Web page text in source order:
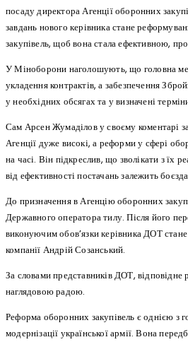
посаду директора Агенції оборонних
завдань нового керівника стане
закупівель, щоб вона стала ефективною,
У Міноборони наголошують, що головна
укладення контрактів, а забезпечення
у необхідних обсягах та у визначені
Сам Арсен Жумаділов у своєму коментарі
Агенції дуже високі, а реформи у сфері
на часі. Він підкреслив, що зволікати з їх
від ефективності постачань залежить
До призначення в Агенцію оборонних
Державного оператора тилу. Після його
виконуючим обов’язки керівника ДОТ
компанії Андрій Созанський.
За словами представників ДОТ,
наглядовою радою.
Реформа оборонних закупівель є однією з
модернізації української армії. Вона